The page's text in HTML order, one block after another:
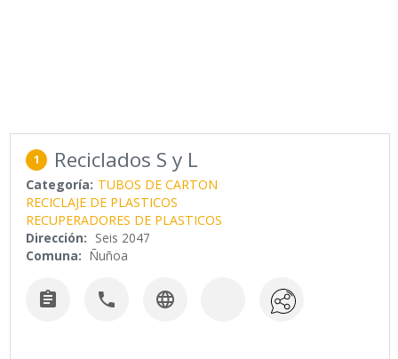
1 Reciclados S y L
Categoría: TUBOS DE CARTON
RECICLAJE DE PLASTICOS
RECUPERADORES DE PLASTICOS
Dirección: Seis 2047
Comuna: Ñuñoa
  